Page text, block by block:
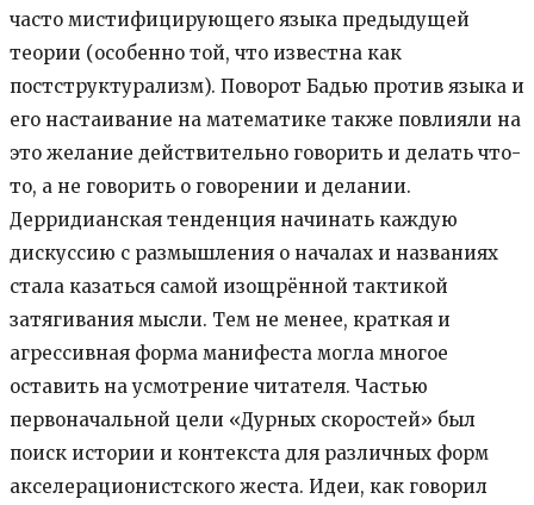
часто мистифицирующего языка предыдущей
теории (особенно той, что известна как
постструктурализм). Поворот Бадью против языка и
его настаивание на математике также повлияли на
это желание действительно говорить и делать что-
то, а не говорить о говорении и делании.
Дерридианская тенденция начинать каждую
дискуссию с размышления о началах и названиях
стала казаться самой изощрённой тактикой
затягивания мысли. Тем не менее, краткая и
агрессивная форма манифеста могла многое
оставить на усмотрение читателя. Частью
первоначальной цели «Дурных скоростей» был
поиск истории и контекста для различных форм
акселерационистского жеста. Идеи, как говорил